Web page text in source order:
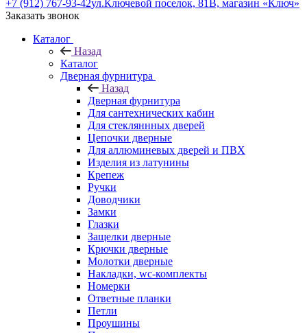
+7 (912) 767-93-42ул.Ключевой поселок, 81В, магазин «Ключ»
Заказать звонок
Каталог
Назад
Каталог
Дверная фурнитура
Назад
Дверная фурнитура
Для сантехнических кабин
Для стекляннных дверей
Цепочки дверные
Для аллюминевых дверей и ПВХ
Изделия из латунины
Крепеж
Ручки
Доводчики
Замки
Глазки
Защелки дверные
Крючки дверные
Молотки дверные
Накладки, wc-комплекты
Номерки
Ответные планки
Петли
Проушины